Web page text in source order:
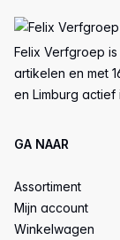
Felix Verfgroep
artikelen en met
en Limburg actief
GA NAAR
Assortiment
Mijn account
Winkelwagen